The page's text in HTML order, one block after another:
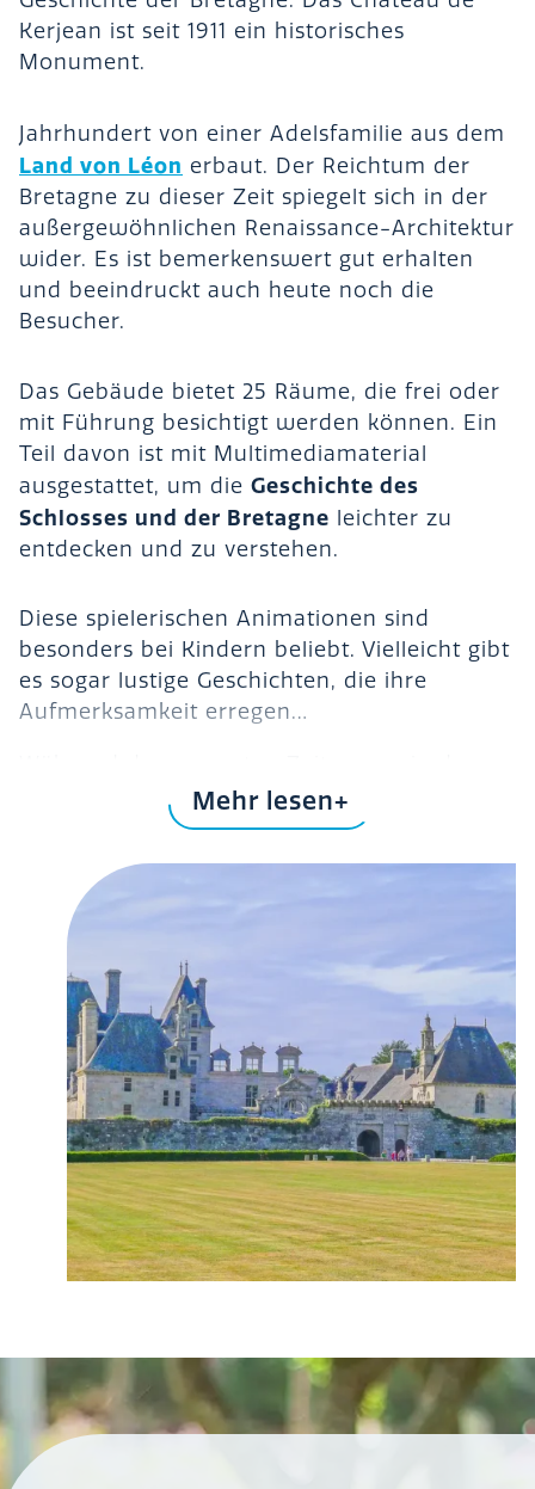
Kerjean ist seit 1911 ein historisches
Monument.
Jahrhundert von einer Adelsfamilie aus dem
Land von Léon erbaut. Der Reichtum der
Bretagne zu dieser Zeit spiegelt sich in der
außergewöhnlichen Renaissance-Architektur
wider. Es ist bemerkenswert gut erhalten
und beeindruckt auch heute noch die
Besucher.
Das Gebäude bietet 25 Räume, die frei oder
mit Führung besichtigt werden können. Ein
Teil davon ist mit Multimediamaterial
ausgestattet, um die Geschichte des
Schlosses und der Bretagne leichter zu
entdecken und zu verstehen.
Mehr lesen
Diese spielerischen Animationen sind
besonders bei Kindern beliebt. Vielleicht gibt
es sogar lustige Geschichten, die ihre
Aufmerksamkeit erregen…
das Schloss für die Öffentlichkeit zugänglich
ist, findet im Logis des Schlosses eine
zeitweilige Ausstellung statt. Die Ausstellung
bietet einen tiefen Einblick in eine
bestimmte Periode der Geschichte.
Das Thema wechselt jedes Jahr: die Welt im
15. Jahrhundert, die großen Entdeckungen,
etc. Der Eintritt zu diesem temporären Raum
ist im Rundgang inbegriffen.
Chemins du patrimoine en Finistère
organisierenimSommer und in den
Schulferien auch zahlreiche Aktivitäten für
Familien: geführte Besichtigungen,
Besichtigungen und Flash-Animationen mit
Spielen und Rätseln, thematische